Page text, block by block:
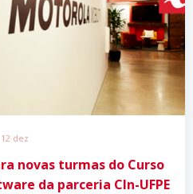
12 dez
novas turmas do Curso
da parceria CIn-UFPE